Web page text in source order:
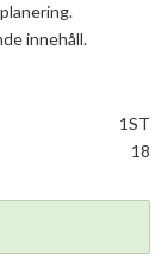
innehåll.
1ST
18